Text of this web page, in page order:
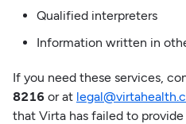
Qualified interpreters
Information written in
If you need these services,
8216or at
that Virta has failed to